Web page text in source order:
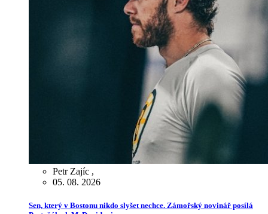
Petr Zajíc ,
05. 08. 2026
Sen, který v Bostonu nikdo slyšet nechce. Zámořský novinář posílá